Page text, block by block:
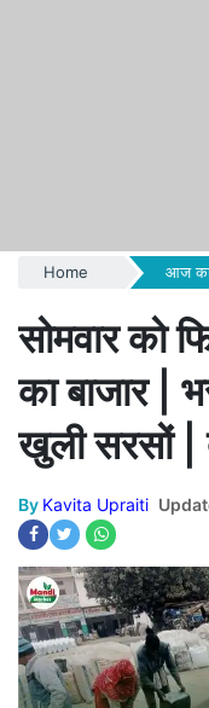
Home आज का
सोमवार को
का बाजार |
खुली सरसों |
By Kavita Upraiti